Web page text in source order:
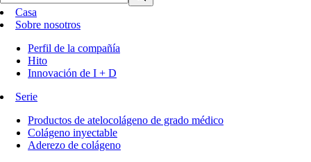
Casa
Sobre nosotros
Perfil de la compañía
Hito
Innovación de I + D
Serie
Productos de atelocolágeno de grado médico
Colágeno inyectable
Aderezo de colágeno